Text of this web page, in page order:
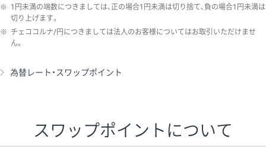
※ 1円未満の端数につきましては、正の場合1円未満は切り捨て、負の場合1円未満は
切り上げます。
※ チェココルナ/円につきましては法人のお客様についてはお取引いただけませ
ん。
為替レート・スワップポイント
スワップポイントについて